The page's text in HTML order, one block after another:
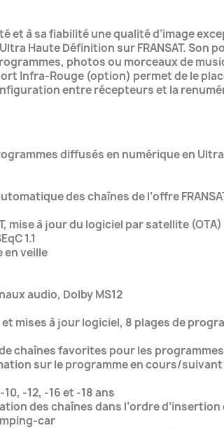
et à sa fiabilité une qualité d’image
Haute Définition sur FRANSAT. Son
photos ou morceaux de
Infra-Rouge (option) permet de le
entre récepteurs et la
diffusés en numérique en Ultra
des chaînes de l’offre
mise à jour du logiciel par satellite
1.1
en veille
audio, Dolby MS12
mises à jour logiciel, 8 plages de
chaînes favorites pour les
sur le programme en cours/
-12, -16 et -18 ans
des chaînes dans l’ordre
car